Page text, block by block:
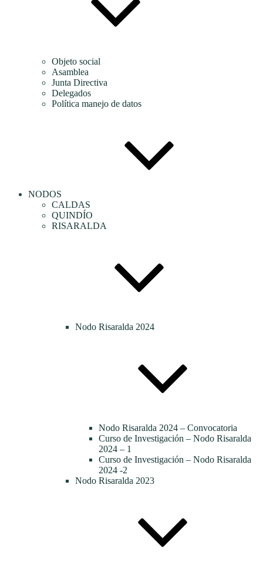
Objeto social
Asamblea
Junta Directiva
Delegados
Política manejo de datos
NODOS
CALDAS
QUINDÍO
RISARALDA
Nodo Risaralda 2024
Nodo Risaralda 2024 – Convocatoria
Curso de Investigación – Nodo Risaralda
2024 – 1
Curso de Investigación – Nodo Risaralda
2024 -2
Nodo Risaralda 2023